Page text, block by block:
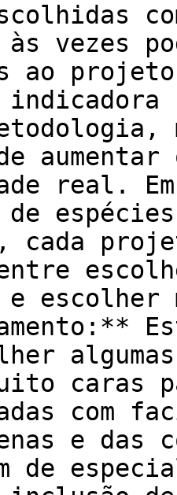
às vezes
ao
real.
cada
escolher
caras
com
e das
de